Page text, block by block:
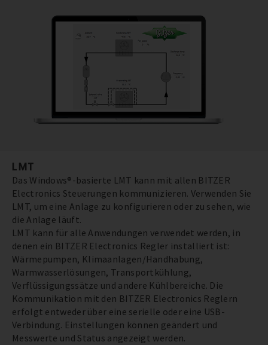
LMT
Das Windows®-basierte LMT kann mit allen BITZER
Electronics Steuerungen kommunizieren. Verwenden Sie
LMT, um eine Anlage zu konfigurieren oder zu sehen, wie
die Anlage läuft.
LMT kann für alle Anwendungen verwendet werden, in
denen ein BITZER Electronics Regler installiert ist:
Wärmepumpen, Klimaanlagen/Handhabung,
Warmwasserlösungen, Transportkühlung,
Verflüssigungssätze und andere Kühlbereiche. Die
Kommunikation mit den BITZER Electronics Reglern
erfolgt entweder über eine serielle oder eine USB-
Verbindung. Einstellungen können geändert und
Messwerte und Status angezeigt werden.